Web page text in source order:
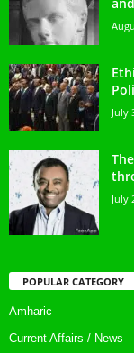
July
July
POPULAR CATEGORY
Amharic
Current Affairs / News